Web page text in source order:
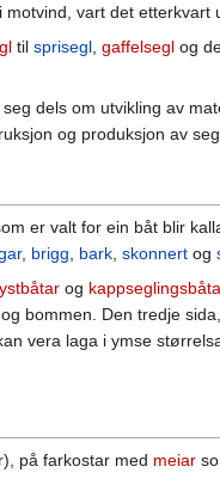
motvind, vart det etterkvart
til sprisegl gaffelsegl og
dels om utvikling av
og produksjon av
er valt for ein båt blir
, brigg bark skonnert og
og
bommen. Den tredje
vera laga i ymse
på farkostar med meiar